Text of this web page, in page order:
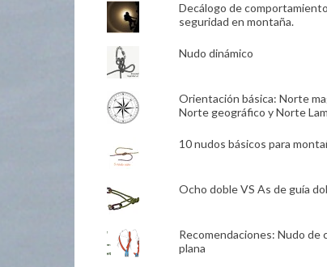
Decálogo de
seguridad en montaña.
Nudo dinámico
Orientación básica: Norte
Norte geográfico y Norte
10 nudos básicos para
Ocho doble VS As de guía
Recomendaciones: Nudo de
plana